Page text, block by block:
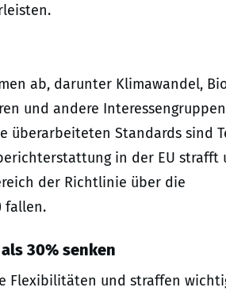
ab, darunter Klimawandel,
und andere
überarbeiteten Standards sind
in der EU strafft
der Richtlinie über die
fallen.
30% senken
Flexibilitäten und straffen